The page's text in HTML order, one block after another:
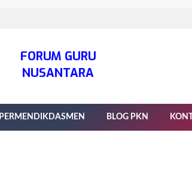
FORUM GURU
NUSANTARA
PERMENDIKDASMEN BLOG PKN